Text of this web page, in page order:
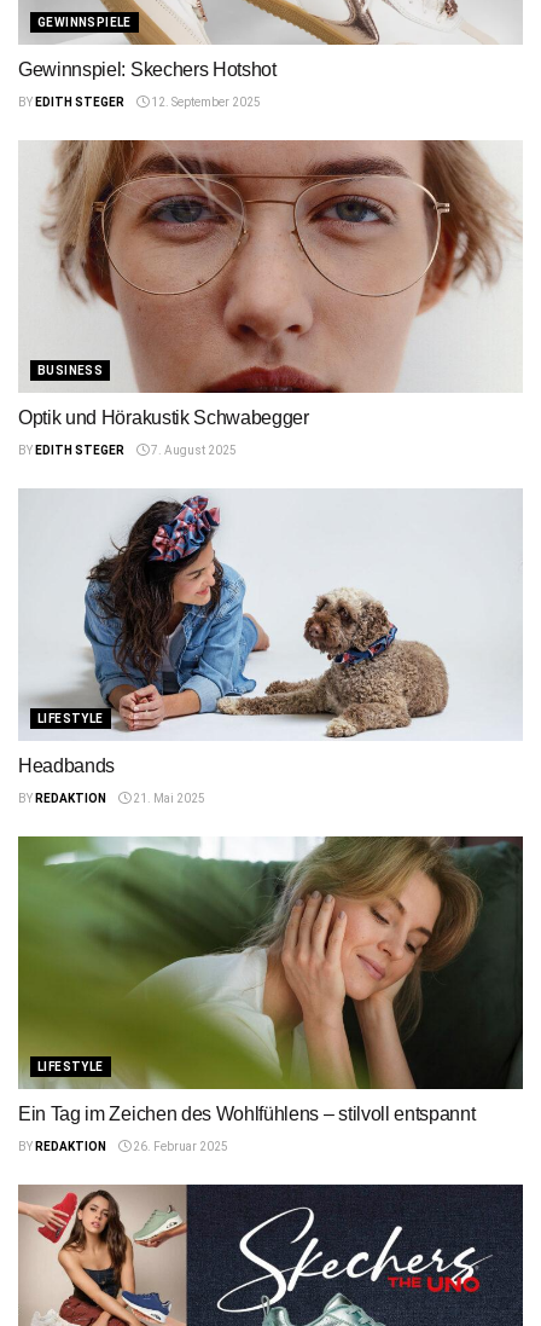
GEWINNSPIELE
Gewinnspiel: Skechers Hotshot
BY EDITH STEGER 12. September 2025
BUSINESS
Optik und Hörakustik Schwabegger
BY EDITH STEGER 7. August 2025
LIFESTYLE
Headbands
BY REDAKTION 21. Mai 2025
LIFESTYLE
Ein Tag im Zeichen des Wohlfühlens – stilvoll entspannt
BY REDAKTION 26. Februar 2025